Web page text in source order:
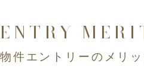
ENTRY
物件エントリーのメリッ